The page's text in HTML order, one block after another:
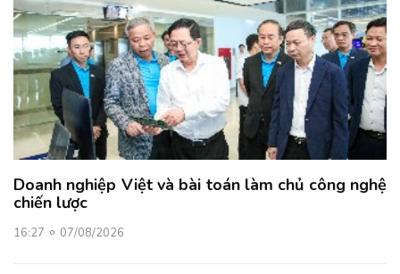
Doanh nghiệp Việt và bài toán làm chủ công nghệ
chiến lược
16:27 07/08/2026